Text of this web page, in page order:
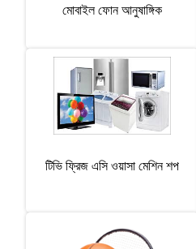
মোবাইল ফোন আনুষাঙ্গিক
টিভি ফ্রিজ এসি ওয়াসা মেশিন শপ